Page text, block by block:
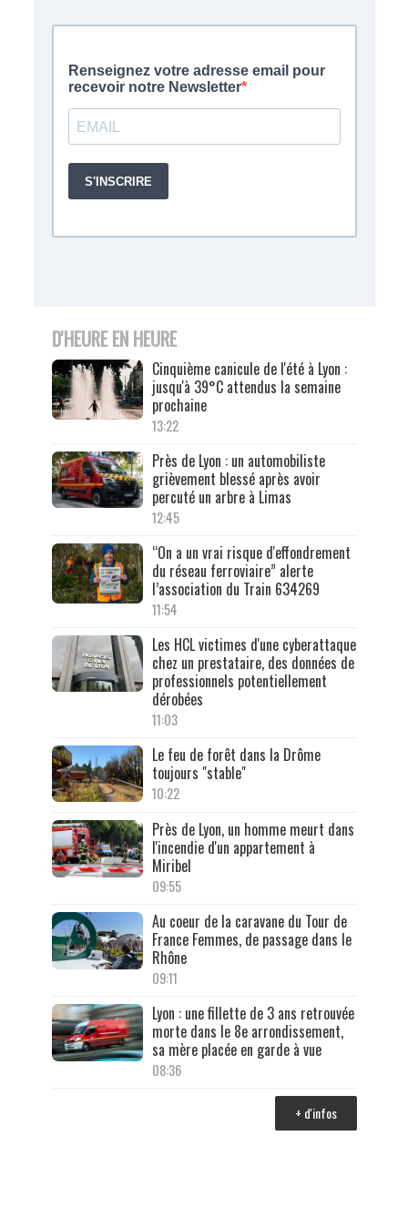
D'HEURE EN HEURE
Cinquième canicule de l'été à Lyon :
jusqu'à 39°C attendus la semaine
prochaine
13:22
Près de Lyon : un automobiliste
grièvement blessé après avoir
percuté un arbre à Limas
12:45
“On a un vrai risque d'effondrement
du réseau ferroviaire” alerte
l’association du Train 634269
11:54
Les HCL victimes d'une cyberattaque
chez un prestataire, des données de
professionnels potentiellement
dérobées
11:03
Le feu de forêt dans la Drôme
toujours "stable"
10:22
Près de Lyon, un homme meurt dans
l'incendie d'un appartement à
Miribel
09:55
Au coeur de la caravane du Tour de
France Femmes, de passage dans le
Rhône
09:11
Lyon : une fillette de 3 ans retrouvée
morte dans le 8e arrondissement,
sa mère placée en garde à vue
08:36
+ d'infos